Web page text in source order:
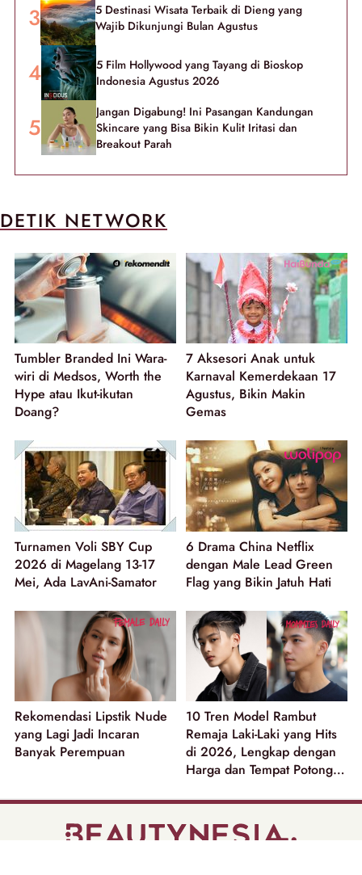
5 Destinasi Wisata Terbaik di Dieng yang
Wajib Dikunjungi Bulan Agustus
5 Film Hollywood yang Tayang di Bioskop
Indonesia Agustus 2026
Jangan Digabung! Ini Pasangan Kandungan
Skincare yang Bisa Bikin Kulit Iritasi dan
Breakout Parah
DETIK NETWORK
Tumbler Branded Ini Wara-
wiri di Medsos, Worth the
Hype atau Ikut-ikutan
Doang?
7 Aksesori Anak untuk
Karnaval Kemerdekaan 17
Agustus, Bikin Makin
Gemas
Turnamen Voli SBY Cup
2026 di Magelang 13-17
Mei, Ada LavAni-Samator
6 Drama China Netflix
dengan Male Lead Green
Flag yang Bikin Jatuh Hati
Rekomendasi Lipstik Nude
yang Lagi Jadi Incaran
Banyak Perempuan
10 Tren Model Rambut
Remaja Laki-Laki yang Hits
di 2026, Lengkap dengan
Harga dan Tempat Potong